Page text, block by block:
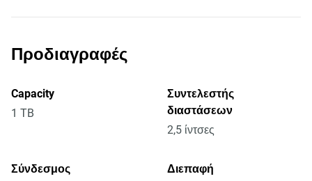
Προδιαγραφές
Capacity
1 TB
Συντελεστής
διαστάσεων
2,5 ίντσες
Σύνδεσμος
Διεπαφή